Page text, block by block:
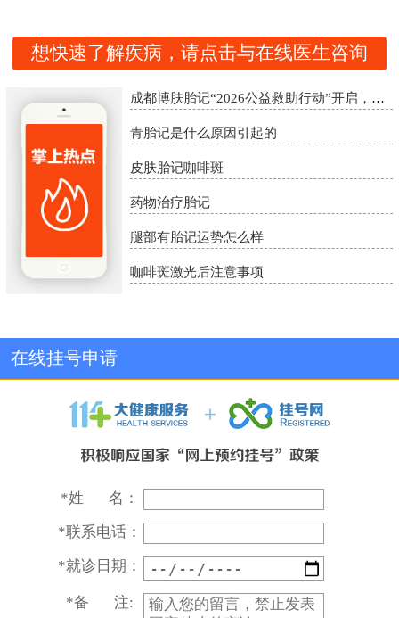
想快速了解疾病，请点击与在线医生咨询
成都博肤胎记“2026公益救助行动”开启，精准诊疗助胎记患者重启自信
青胎记是什么原因引起的
皮肤胎记咖啡斑
药物治疗胎记
腿部有胎记运势怎么样
咖啡斑激光后注意事项
在线挂号申请
*姓 名：
*联系电话：
*就诊日期：
*备 注: